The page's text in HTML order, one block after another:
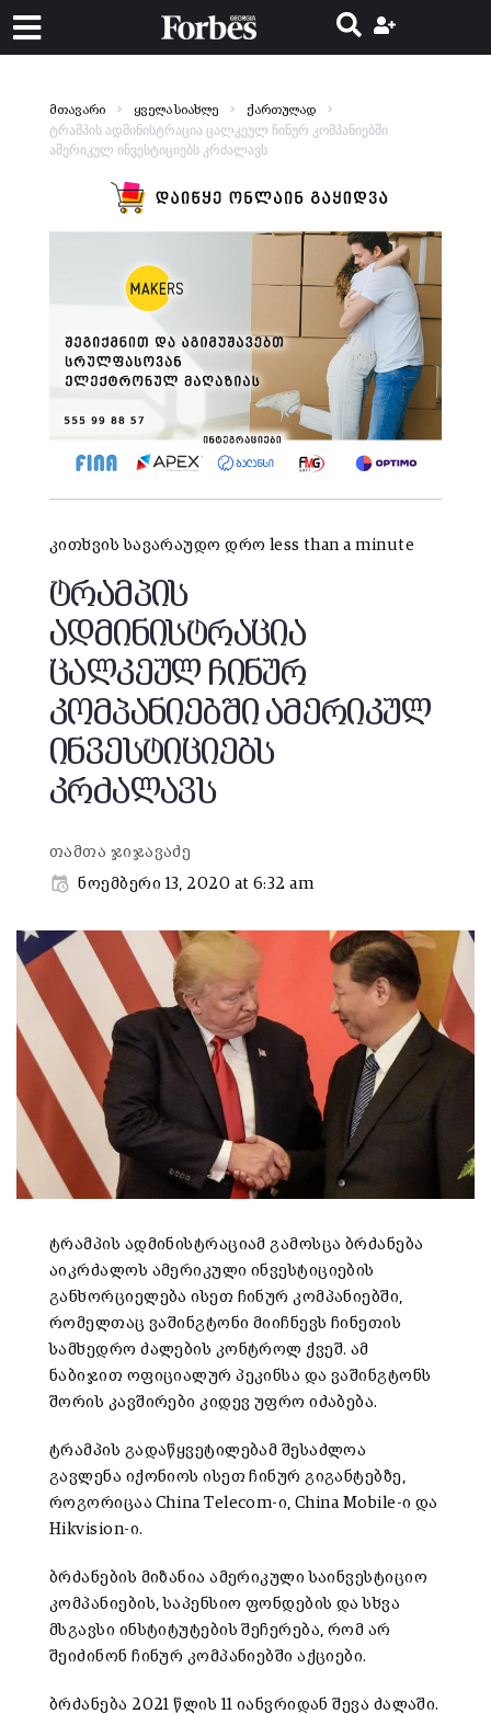
მთავარი ყველა სიახლე ქართულად
ტრამპის ადმინისტრაცია ცალკეულ ჩინურ კომპანიებში
ამერიკულ ინვესტიციებს კრძალავს
კითხვის სავარაუდო დრო less than a minute
ტრამპის
ადმინისტრაცია
ცალკეულ ჩინურ
კომპანიებში ამერიკულ
ინვესტიციებს
კრძალავს
თამთა ჯიჯავაძე
ნოემბერი 13, 2020 at 6:32 am
ტრამპის ადმინისტრაციამ გამოსცა ბრძანება
აიკრძალოს ამერიკული ინვესტიციების
განხორციელება ისეთ ჩინურ კომპანიებში,
რომელთაც ვაშინგტონი მიიჩნევს ჩინეთის
სამხედრო ძალების კონტროლ ქვეშ. ამ
ნაბიჯით ოფიციალურ პეკინსა და ვაშინგტონს
შორის კავშირები კიდევ უფრო იძაბება.
ტრამპის გადაწყვეტილებამ შესაძლოა
გავლენა იქონიოს ისეთ ჩინურ გიგანტებზე,
როგორიცაა China Telecom-ი, China Mobile-ი და
Hikvision-ი.
ბრძანების მიზანია ამერიკული საინვესტიციო
კომპანიების, საპენსიო ფონდების და სხვა
მსგავსი ინსტიტუტების შეჩერება, რომ არ
შეიძინონ ჩინურ კომპანიებში აქციები.
ბრძანება 2021 წლის 11 იანვრიდან შევა ძალაში.